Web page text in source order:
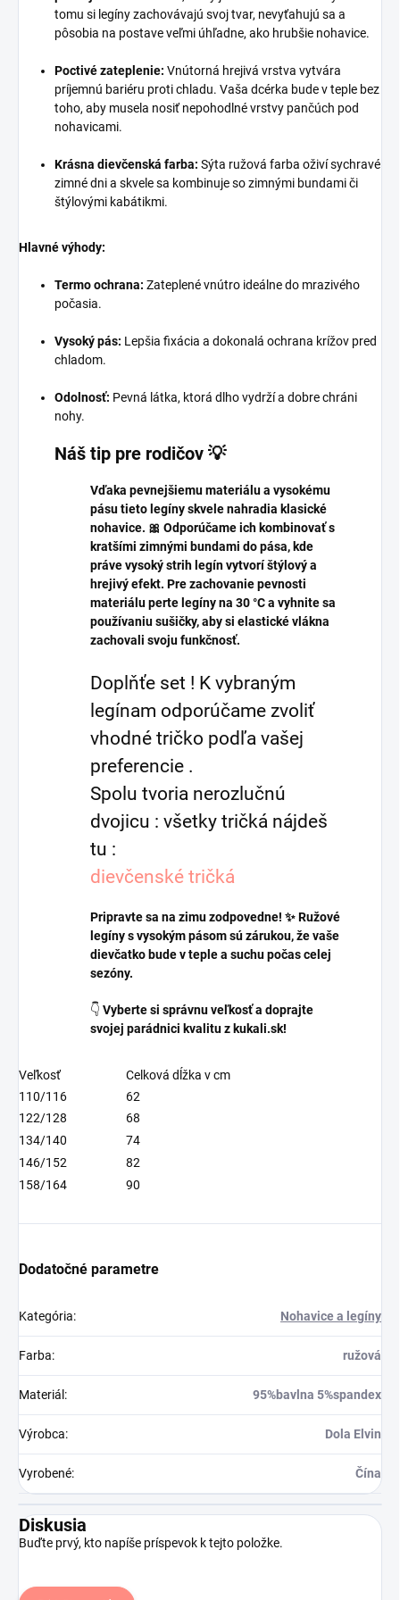
tomu si legíny zachovávajú svoj tvar, nevyťahujú sa a
pôsobia na postave veľmi úhľadne, ako hrubšie nohavice.
Poctivé zateplenie: Vnútorná hrejivá vrstva vytvára
príjemnú bariéru proti chladu. Vaša dcérka bude v teple bez
toho, aby musela nosiť nepohodlné vrstvy pančúch pod
nohavicami.
Krásna dievčenská farba: Sýta ružová farba oživí sychravé
zimné dni a skvele sa kombinuje so zimnými bundami či
štýlovými kabátikmi.
Hlavné výhody:
Termo ochrana: Zateplené vnútro ideálne do mrazivého
počasia.
Vysoký pás: Lepšia fixácia a dokonalá ochrana krížov pred
chladom.
Odolnosť: Pevná látka, ktorá dlho vydrží a dobre chráni
nohy.
Náš tip pre rodičov 💡
Vďaka pevnejšiemu materiálu a vysokému
pásu tieto legíny skvele nahradia klasické
nohavice. 🎀 Odporúčame ich kombinovať s
kratšími zimnými bundami do pása, kde
práve vysoký strih legín vytvorí štýlový a
hrejivý efekt. Pre zachovanie pevnosti
materiálu perte legíny na 30 °C a vyhnite sa
používaniu sušičky, aby si elastické vlákna
zachovali svoju funkčnosť.
Doplňťe set ! K vybraným
legínam odporúčame zvoliť
vhodné tričko podľa vašej
preferencie .
Spolu tvoria nerozlučnú
dvojicu : všetky tričká nájdeš
tu :
dievčenské tričká
Pripravte sa na zimu zodpovedne! ✨ Ružové
legíny s vysokým pásom sú zárukou, že vaše
dievčatko bude v teple a suchu počas celej
sezóny.
👇 Vyberte si správnu veľkosť a doprajte
svojej parádnici kvalitu z kukali.sk!
Veľkosť
Celková dĺžka v cm
110/116
62
122/128
68
134/140
74
146/152
82
158/164
90
Dodatočné parametre
Kategória: Nohavice a legíny
Farba: ružová
Materiál : 95%bavlna 5%spandex
Výrobca: Dola Elvin
Vyrobené: Čína
Diskusia
Buďte prvý, kto napíše príspevok k tejto položke.